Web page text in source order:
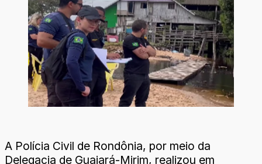
A Polícia Civil de Rondônia, por meio da
Delegacia de Guajará-Mirim, realizou em